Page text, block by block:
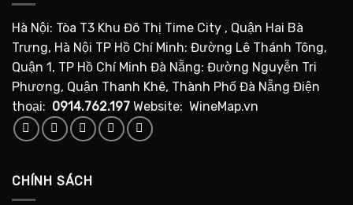
Hà Nội: Tòa T3 Khu Đô Thị Time City , Quận Hai Bà
Trưng, Hà Nội TP Hồ Chí Minh: Đường Lê Thánh Tông,
Quận 1, TP Hồ Chí Minh Đà Nẵng: Đường Nguyễn Tri
Phương, Quận Thanh Khê, Thành Phố Đà Nẵng Điện
thoại: 0914.762.197 Website: WineMap.vn
CHÍNH SÁCH